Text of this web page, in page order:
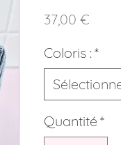
37,00 €
Coloris : *
Quantité *